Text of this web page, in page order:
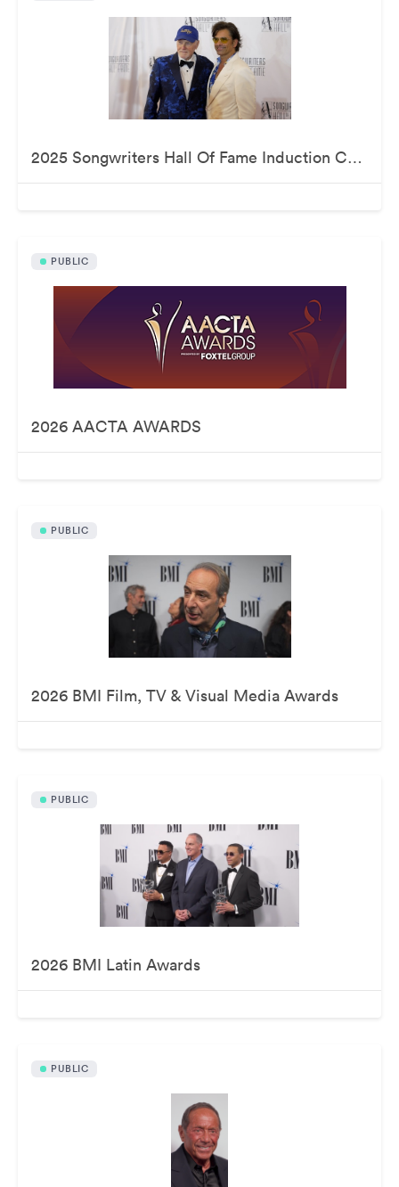
2025 Songwriters Hall Of Fame Induction Ceremony
PUBLIC
2026 AACTA AWARDS
PUBLIC
2026 BMI Film, TV & Visual Media Awards
PUBLIC
2026 BMI Latin Awards
PUBLIC